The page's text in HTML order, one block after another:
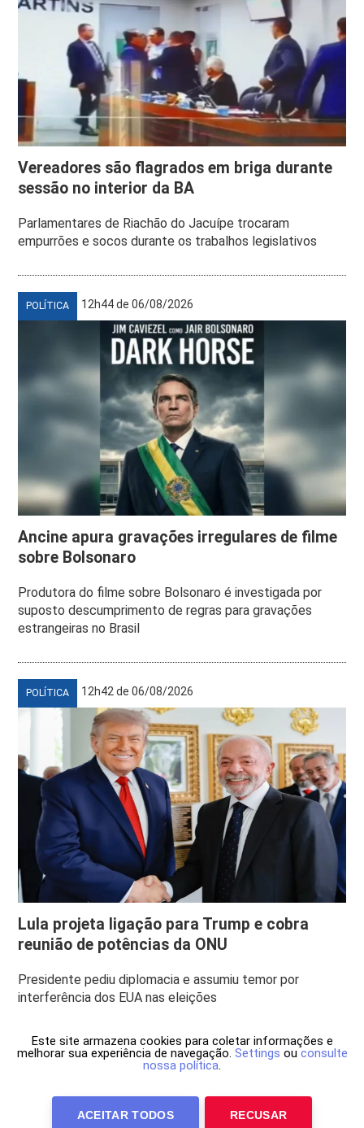
Vereadores são flagrados em briga durante
sessão no interior da BA
Parlamentares de Riachão do Jacuípe trocaram
empurrões e socos durante os trabalhos legislativos
POLÍTICA 12h44 de 06/08/2026
Ancine apura gravações irregulares de filme
sobre Bolsonaro
Produtora do filme sobre Bolsonaro é investigada por
suposto descumprimento de regras para gravações
estrangeiras no Brasil
POLÍTICA 12h42 de 06/08/2026
Lula projeta ligação para Trump e cobra
reunião de potências da ONU
Presidente pediu diplomacia e assumiu temor por
interferência dos EUA nas eleições
Este site armazena cookies para coletar informações e
melhorar sua experiência de navegação. Settings ou consulte
nossa política.
ACEITAR TODOS RECUSAR